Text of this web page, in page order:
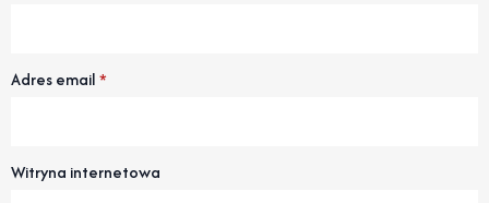
Adres email*
Witryna internetowa